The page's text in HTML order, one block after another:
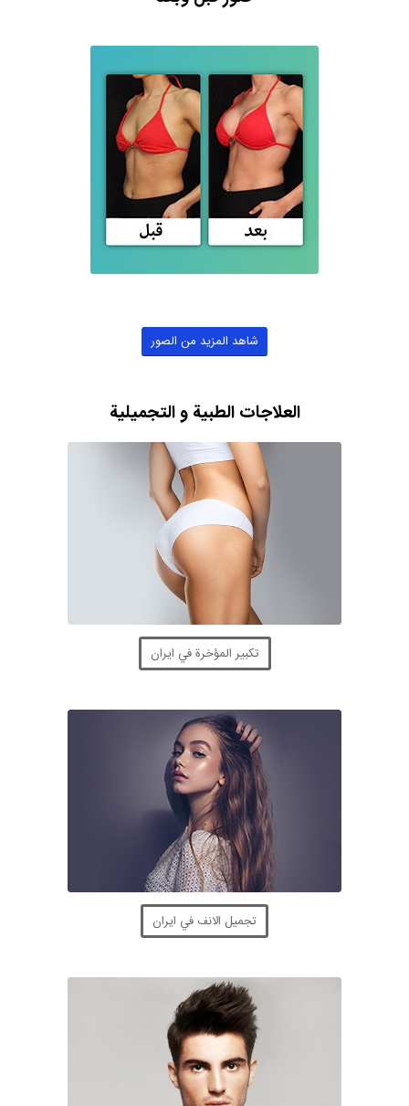
شاهد المزيد من الصور
العلاجات الطبية و التجميلية
تكبير المؤخرة في ايران
تجميل الانف في ايران